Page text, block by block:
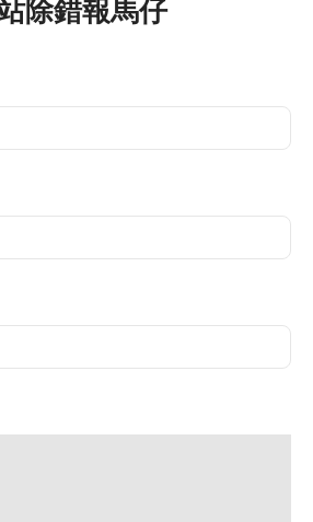
除錯報馬仔